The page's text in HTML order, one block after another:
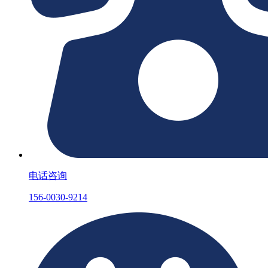
电话咨询
156-0030-9214